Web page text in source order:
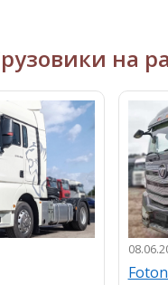
на